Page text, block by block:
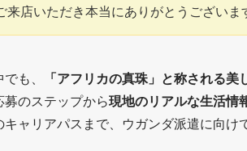
来店いただき本当にありがとうございま
も、
「アフリカの真珠」と称される美
のステップから現地のリアルな生活情
キャリアパスまで、ウガンダ派遣に向け